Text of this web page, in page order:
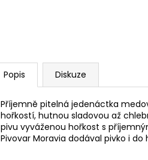
Popis Diskuze
Příjemně pitelná jedenáctka
hořkostí, hutnou sladovou až
pivu vyváženou hořkost s
Pivovar Moravia dodával pivko i do